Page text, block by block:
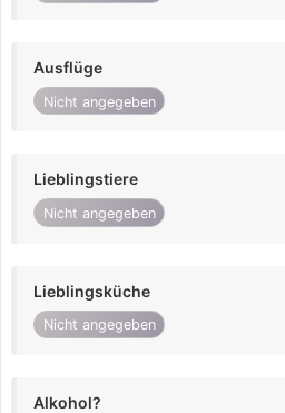
Ausflüge
Nicht angegeben
Lieblingstiere
Nicht angegeben
Lieblingsküche
Nicht angegeben
Alkohol?